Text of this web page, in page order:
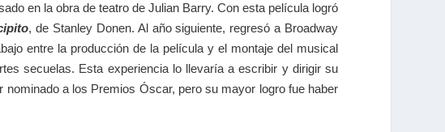
en la obra de teatro de Julian Barry. Con esta película logró
, de Stanley Donen. Al año siguiente, regresó a Broadway
entre la producción de la película y el montaje del musical
secuelas. Esta experiencia lo llevaría a escribir y dirigir su
a los Premios Óscar, pero su mayor logro fue haber